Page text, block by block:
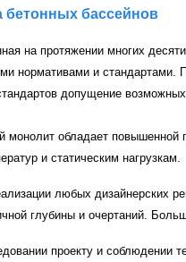
бетонных бассейнов
на протяжении многих
нормативами и
допущение
монолит обладает повышенной
и статическим нагрузкам.
любых дизайнерских
глубины и очертаний.
проекту и соблюдении